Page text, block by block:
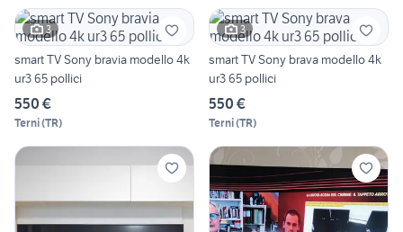
3
smart TV Sony bravia modello 4k
ur3 65 pollici
550 €
Terni(TR)
3
smart TV Sony brava modello 4k
ur3 65 pollici
550 €
Terni(TR)